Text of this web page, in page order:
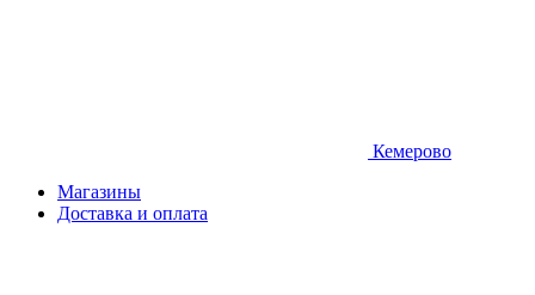
Кемерово
Магазины
Доставка и оплата